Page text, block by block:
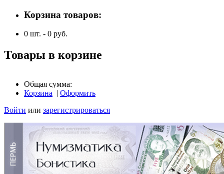
Корзина товаров:
0 шт. - 0 руб.
Товары в корзине
Общая сумма:
Корзина | Оформить
Войти или зарегистрироваться